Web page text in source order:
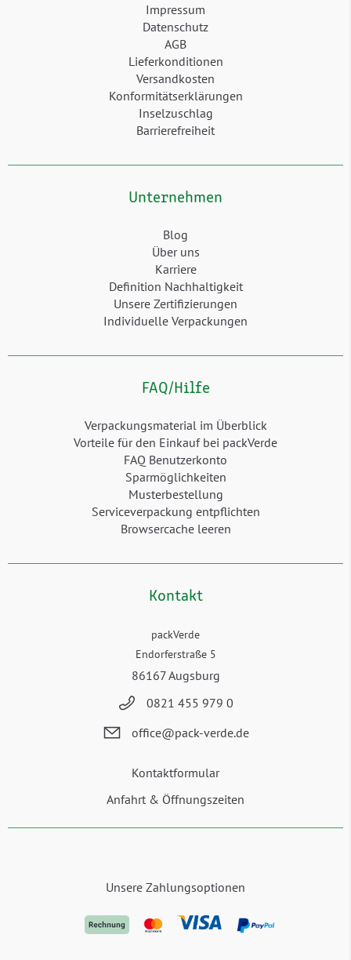
Impressum
Datenschutz
AGB
Lieferkonditionen
Versandkosten
Konformitätserklärungen
Inselzuschlag
Barrierefreiheit
Unternehmen
Blog
Über uns
Karriere
Definition Nachhaltigkeit
Unsere Zertifizierungen
Individuelle Verpackungen
FAQ/Hilfe
Verpackungsmaterial im Überblick
Vorteile für den Einkauf bei packVerde
FAQ Benutzerkonto
Sparmöglichkeiten
Musterbestellung
Serviceverpackung entpflichten
Browsercache leeren
Kontakt
packVerde
Endorferstraße 5
86167 Augsburg
0821 455 979 0
office@pack-verde.de
Kontaktformular
Anfahrt & Öffnungszeiten
Unsere Zahlungsoptionen